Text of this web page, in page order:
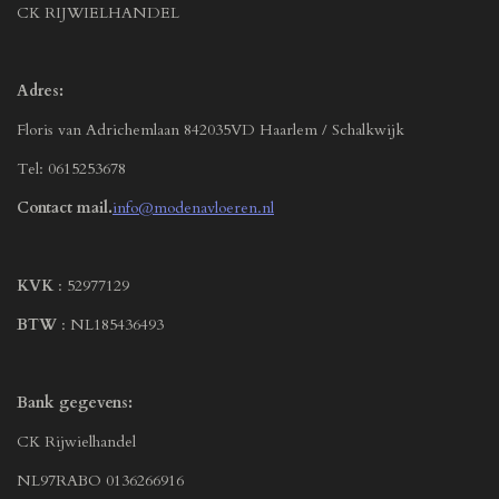
CK RIJWIELHANDEL
Adres:
Floris van Adrichemlaan 842035VD Haarlem / Schalkwijk
Tel: 0615253678
Contact mail.info@modenavloeren.nl
KVK : 52977129
BTW : NL185436493
Bank gegevens:
CK Rijwielhandel
NL97RABO 0136266916